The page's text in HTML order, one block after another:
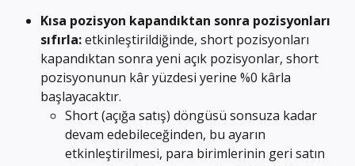
Kısa pozisyon kapandıktan sonra pozisyonları
sıfırla: etkinleştirildiğinde, short pozisyonları
kapandıktan sonra yeni açık pozisyonlar, short
pozisyonunun kâr yüzdesi yerine %0 kârla
başlayacaktır.
Short (açığa satış) döngüsü sonsuza kadar
devam edebileceğinden, bu ayarın
etkinleştirilmesi, para birimlerinin geri satın